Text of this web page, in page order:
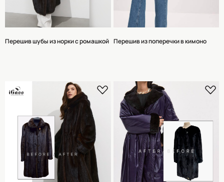
Перешив шубы из норки с ромашкой Перешив из поперечки в кимоно